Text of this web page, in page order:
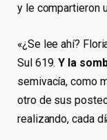
y le compartieron
«¿Se lee ahí?
Sul 619.Y la
semivacía, como
otro de sus
realizando, cada